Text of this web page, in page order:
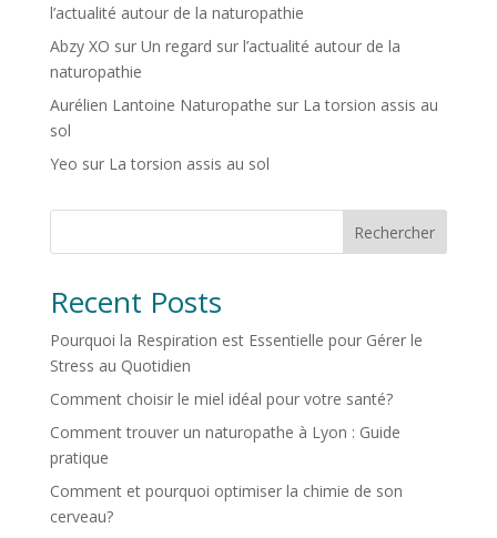
l’actualité autour de la naturopathie
Abzy XO sur Un regard sur l’actualité autour de la
naturopathie
Aurélien Lantoine Naturopathe sur La torsion assis au
sol
Yeo sur La torsion assis au sol
Rechercher
Recent Posts
Pourquoi la Respiration est Essentielle pour Gérer le
Stress au Quotidien
Comment choisir le miel idéal pour votre santé?
Comment trouver un naturopathe à Lyon : Guide
pratique
Comment et pourquoi optimiser la chimie de son
cerveau?